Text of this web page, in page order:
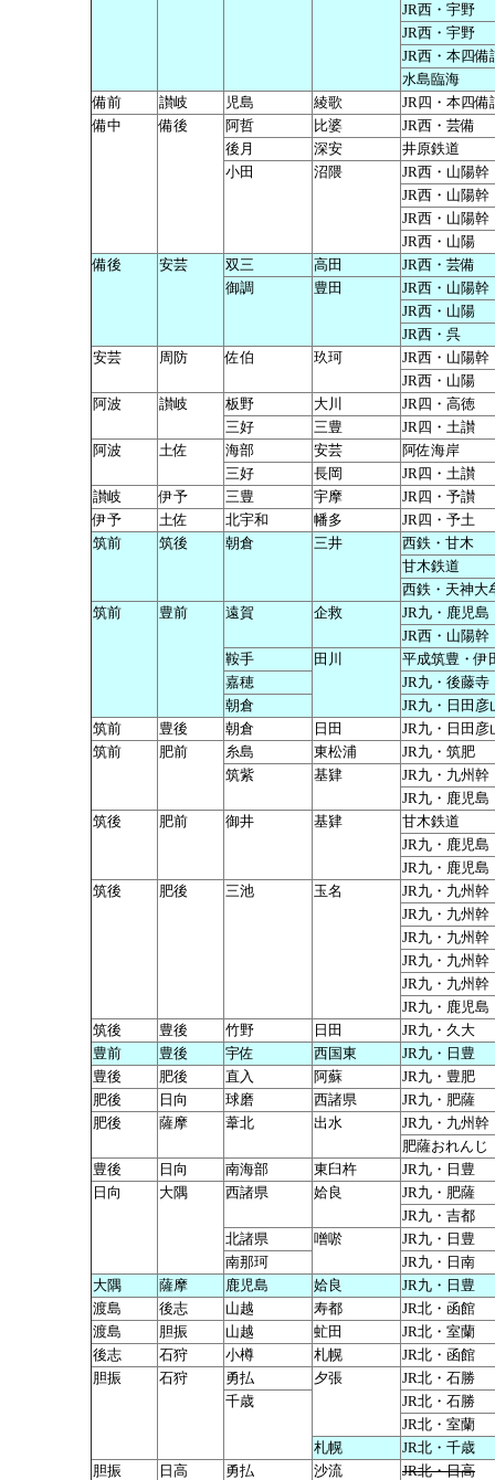
JR西・宇野
JR西・宇野
JR西・本四備
水島臨海
備前
讃岐 児島 綾歌
JR四・本四備
備中
備後 阿哲 比婆
JR西・芸備
後月
深安
井原鉄道
小田
沼隈
JR西・山陽幹
JR西・山陽幹
JR西・山陽幹
JR西・山陽
備後
安芸 双三 高田
JR西・芸備
御調
豊田
JR西・山陽幹
JR西・山陽
JR西・呉
安芸
周防 佐伯 玖珂
JR西・山陽幹
JR西・山陽
阿波
讃岐 板野 大川
JR四・高徳
三好
三豊
JR四・土讃
阿波
土佐 海部 安芸
阿佐海岸
三好
長岡
JR四・土讃
讃岐
伊予 三豊 宇摩
JR四・予讃
伊予
土佐 北宇和 幡多
JR四・予土
筑前
筑後 朝倉 三井
西鉄・甘木
甘木鉄道
西鉄・天神大
筑前
豊前 遠賀 企救
JR九・鹿児島
JR西・山陽幹
鞍手
田川
平成筑豊・伊
嘉穂
JR九・後藤寺
朝倉
JR九・日田彦
筑前
豊後 朝倉 日田
JR九・日田彦
筑前
肥前 糸島 東松浦
JR九・筑肥
筑紫
基肄
JR九・九州幹
JR九・鹿児島
筑後
肥前 御井 基肄
甘木鉄道
JR九・鹿児島
JR九・鹿児島
筑後
肥後 三池 玉名
JR九・九州幹
JR九・九州幹
JR九・九州幹
JR九・九州幹
JR九・九州幹
JR九・鹿児島
筑後
豊後 竹野 日田
JR九・久大
豊前
豊後 宇佐 西国東
JR九・日豊
豊後
肥後 直入 阿蘇
JR九・豊肥
肥後
日向 球磨 西諸県
JR九・肥薩
肥後
薩摩 葦北 出水
JR九・九州幹
肥薩おれんじ
豊後
日向 南海部 東臼杵
JR九・日豊
日向
大隅 西諸県 姶良
JR九・肥薩
JR九・吉都
北諸県
噌唹
JR九・日豊
南那珂
JR九・日南
大隅
薩摩 鹿児島 姶良
JR九・日豊
渡島
後志 山越 寿都
JR北・函館
渡島
胆振 山越 虻田
JR北・室蘭
後志
石狩 小樽 札幌
JR北・函館
胆振
石狩 勇払 夕張
JR北・石勝
千歳
JR北・石勝
JR北・室蘭
札幌
JR北・千歳
胆振
日高 勇払 沙流 JR北・日高